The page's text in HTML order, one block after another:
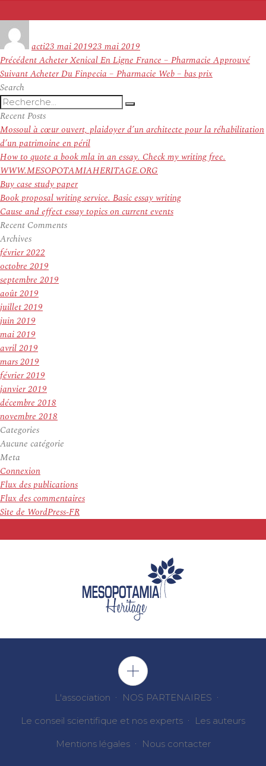
actile
23 mai 201923 mai 2019
Navigation
de
l’article
PrécédentArticle
précédent :
Acheter Xenical En Ligne France – Pharmacie Approuvé
SuivantArticle
Acheter Du Finpecia – Pharmacie Web – bas prix
Search
Recherche
pour
:
Recherche
Recent Posts
Mossoul à cœur ouvert, plaidoyer d’un architecte pour la réhabilitation
d’un patrimoine en péril
How to quote a book mla in an essay. Check my writing free.
WWW.MESOPOTAMIAHERITAGE.ORG
Buy case study paper
Book proposal writing service. Basic essay writing
Cause and effect essay topics on current events
Recent Comments
Archives
février 2022
octobre 2019
septembre 2019
août 2019
juillet 2019
juin 2019
mai 2019
avril 2019
mars 2019
février 2019
janvier 2019
décembre 2018
novembre 2018
Categories
Aucune catégorie
Meta
Connexion
Flux des publications
Flux des commentaires
Site de WordPress-FR
L'association NOS PARTENAIRES
Le conseil scientifique et nos experts Les auteurs
Mentions légales Nous contacter